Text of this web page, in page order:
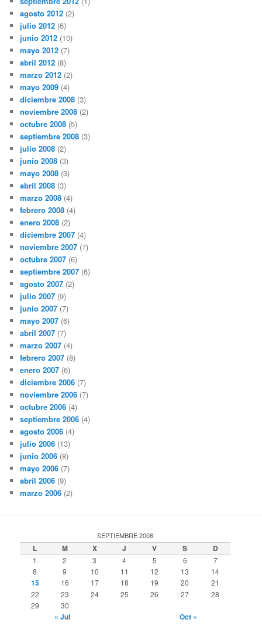
agosto 2012 (2)
julio 2012 (6)
junio 2012 (10)
mayo 2012 (7)
abril 2012 (8)
marzo 2012 (2)
mayo 2009 (4)
diciembre 2008 (3)
noviembre 2008 (2)
octubre 2008 (5)
septiembre 2008 (3)
julio 2008 (2)
junio 2008 (3)
mayo 2008 (3)
abril 2008 (3)
marzo 2008 (4)
febrero 2008 (4)
enero 2008 (2)
diciembre 2007 (4)
noviembre 2007 (7)
octubre 2007 (6)
septiembre 2007 (6)
agosto 2007 (2)
julio 2007 (9)
junio 2007 (7)
mayo 2007 (6)
abril 2007 (7)
marzo 2007 (4)
febrero 2007 (8)
enero 2007 (6)
diciembre 2006 (7)
noviembre 2006 (7)
octubre 2006 (4)
septiembre 2006 (4)
agosto 2006 (4)
julio 2006 (13)
junio 2006 (8)
mayo 2006 (7)
abril 2006 (9)
marzo 2006 (2)
SEPTIEMBRE 2008
L M X J V S D
1 2 3 4 5 6
7
8
9 10 11 12 13 14
15 16 17 18 19 20
21
22
23 24 25 26 27
28
29
30
« Jul Oct »